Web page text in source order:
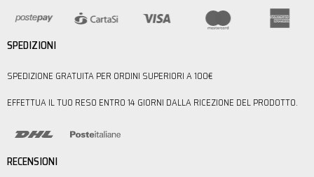
SPEDIZIONI
SPEDIZIONE GRATUITA PER ORDINI SUPERIORI A 100€
EFFETTUA IL TUO RESO ENTRO 14 GIORNI DALLA RICEZIONE DEL PRODOTTO.
RECENSIONI